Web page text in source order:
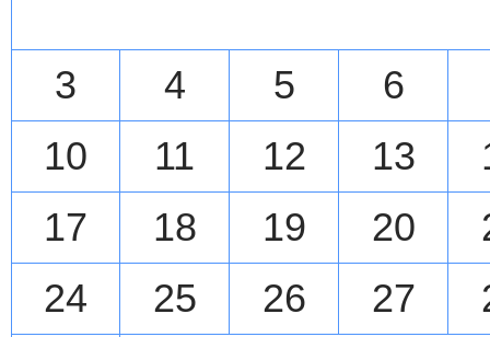
3 4 5
6
10
11 12 13
17
18 19 20
24
25 26 27